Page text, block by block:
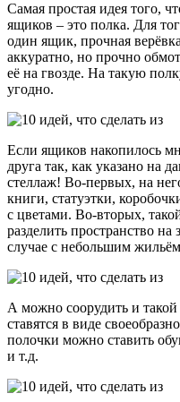
Самая простая идея того,
ящиков – это полка. Для
один ящик, прочная
аккуратно, но прочно
её на гвозде. На такую
угодно.
Если ящиков накопилось
друга так, как указано на
стеллаж! Во-первых, на
книги, статуэтки,
с цветами. Во-вторых,
разделить пространство
случае с небольшим
А можно соорудить и
ставятся в виде
полочки можно ставить
и т.д.